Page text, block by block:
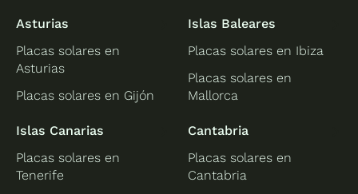
Asturias
Placas solares en
Asturias
Placas solares en Gijón
Islas Baleares
Placas solares en Ibiza
Placas solares en
Mallorca
Islas Canarias
Placas solares en
Tenerife
Cantabria
Placas solares en
Cantabria